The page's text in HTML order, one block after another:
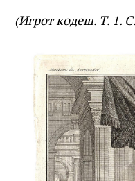
(Игрот кодеш. Т. 1.